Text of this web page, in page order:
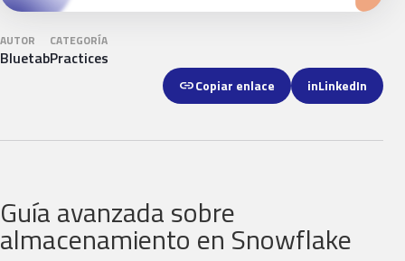
AUTOR
Bluetab
CATEGORÍA
Practices
linkCopiar enlace inLinkedIn
Guía avanzada sobre
almacenamiento en Snowflake